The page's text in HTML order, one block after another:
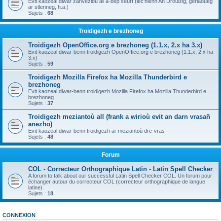
ar stlenneg, h.a.)
Sujets : 68
Troidigezh e brezhoneg
Troidigezh OpenOffice.org e brezhoneg (1.1.x, 2.x ha 3.x)
Evit kaozeal diwar-benn troidigezh OpenOffice.org e brezhoneg (1.1.x, 2.x ha
3.x)
Sujets : 59
Troidigezh Mozilla Firefox ha Mozilla Thunderbird e
brezhoneg
Evit kaozeal diwar-benn troidigezh Mozilla Firefox ha Mozilla Thunderbird e
brezhoneg
Sujets : 37
Troidigezh meziantoù all (frank a wirioù evit an darn vrasañ
anezho)
Evit kaozeal diwar-benn troidigezh ar meziantoù dre-vras
Sujets : 48
Forum
COL - Correcteur Orthographique Latin - Latin Spell Checker
A forum to talk about our successful Latin Spell Checker COL. Un forum pour
échanger autour du correcteur COL (correcteur orthographique de langue
latine).
Sujets : 18
CONNEXION